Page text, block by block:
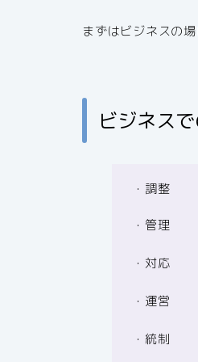
まずはビジネスの
ビジネス
・調整
・管理
・対応
・運営
・統制